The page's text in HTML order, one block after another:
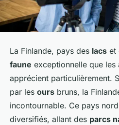
La Finlande, pays des lacs et
faune exceptionnelle que les
apprécient particulièrement.
par les ours bruns, la
incontournable. Ce pays
diversifiés, allant des parcs